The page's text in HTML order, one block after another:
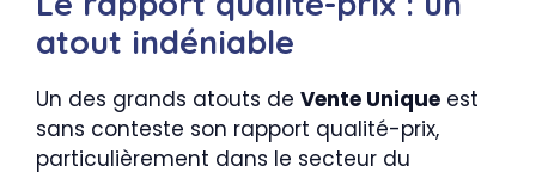
atout indéniable
Un des grands atouts de Vente Unique est
sans conteste son rapport qualité-prix,
particulièrement dans le secteur du